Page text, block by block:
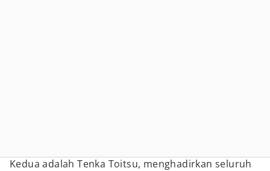
Kedua adalah Tenka Toitsu, menghadirkan seluruh